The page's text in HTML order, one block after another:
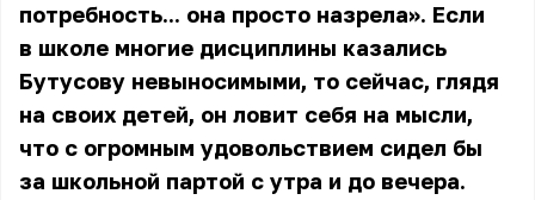
потребность... она просто назрела». Если
в школе многие дисциплины казались
Бутусову невыносимыми, то сейчас, глядя
на своих детей, он ловит себя на мысли,
что с огромным удовольствием сидел бы
за школьной партой с утра и до вечера.